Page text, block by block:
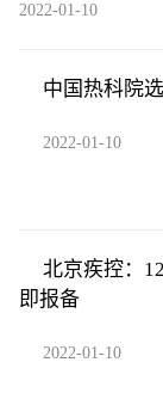
2022-01-10
中国热科院
2022-01-10
北京疾控：
即报备
2022-01-10